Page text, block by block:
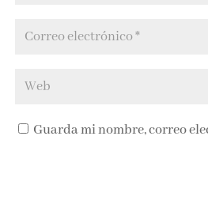
Guarda mi nombre, correo